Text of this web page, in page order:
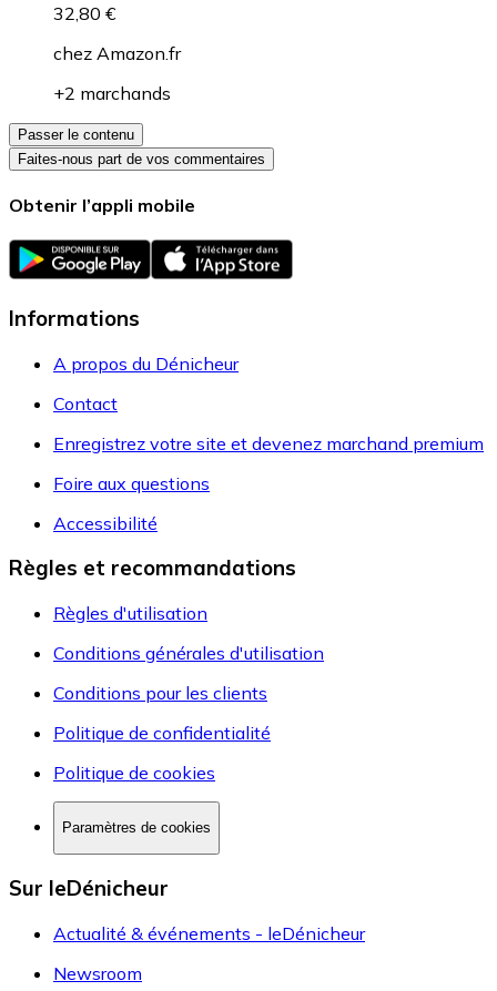
32,80 €
chez Amazon.fr
+2 marchands
Passer le contenu
Faites-nous part de vos commentaires
Obtenir l’appli mobile
Informations
A propos du Dénicheur
Contact
Enregistrez votre site et devenez marchand premium
Foire aux questions
Accessibilité
Règles et recommandations
Règles d'utilisation
Conditions générales d'utilisation
Conditions pour les clients
Politique de confidentialité
Politique de cookies
Paramètres de cookies
Sur leDénicheur
Actualité & événements - leDénicheur
Newsroom